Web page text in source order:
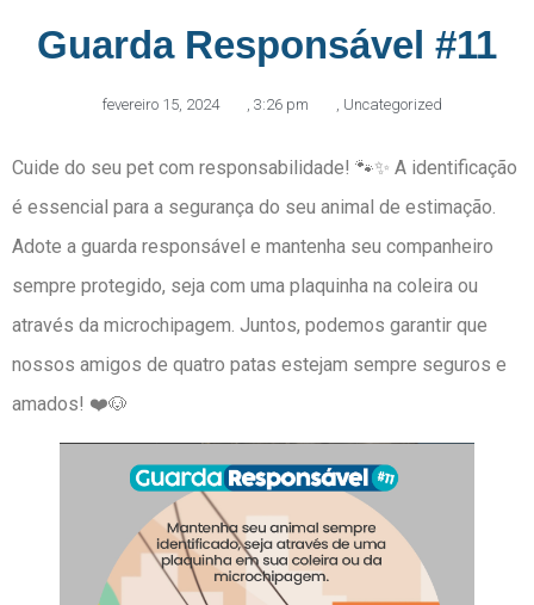
Guarda Responsável #11
fevereiro 15, 2024 , 3:26 pm , Uncategorized
Cuide do seu pet com responsabilidade! 🐾✨ A identificação
é essencial para a segurança do seu animal de estimação.
Adote a guarda responsável e mantenha seu companheiro
sempre protegido, seja com uma plaquinha na coleira ou
através da microchipagem. Juntos, podemos garantir que
nossos amigos de quatro patas estejam sempre seguros e
amados! ❤️🐶